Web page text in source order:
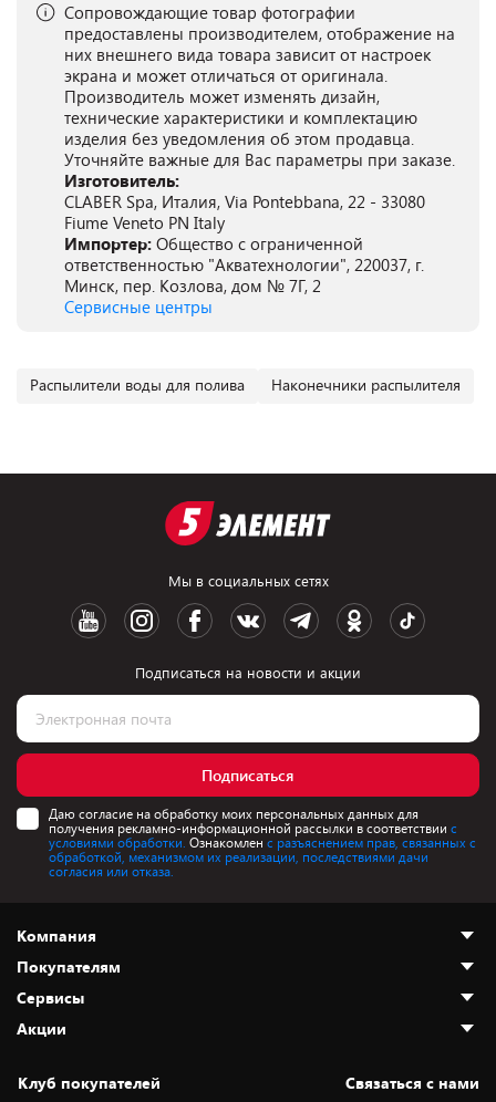
Сопровождающие товар фотографии
предоставлены производителем, отображение на
них внешнего вида товара зависит от настроек
экрана и может отличаться от оригинала.
Производитель может изменять дизайн,
технические характеристики и комплектацию
изделия без уведомления об этом продавца.
Уточняйте важные для Вас параметры при заказе.
Изготовитель:
CLABER Spa, Италия, Via Pontebbana, 22 - 33080
Fiume Veneto PN Italy
Импортер: Общество с ограниченной
ответственностью "Акватехнологии", 220037, г.
Минск, пер. Козлова, дом № 7Г, 2
Сервисные центры
Распылители воды для полива Наконечники распылителя
Мы в социальных сетях
Подписаться на новости и акции
Подписаться
Даю согласие на обработку моих персональных данных для
получения рекламно-информационной рассылки в соответствии с
условиями обработки. Ознакомлен с разъяснением прав, связанных с
обработкой, механизмом их реализации, последствиями дачи
согласия или отказа.
Компания
О нас
Адреса магазинов
Новости
Статьи и обзоры
Покупателям
Как сделать заказ
Оплата и доставка
Безналичный расчёт
Сервисы
Установка техники
Акции
Скидки и промокоды
Клуб покупателей
Cвязаться с нами